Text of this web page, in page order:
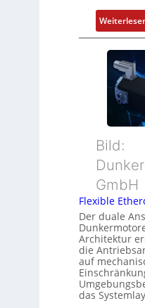
Bild:
GmbH
Flexible
Der duale
Architektur
die
auf
das